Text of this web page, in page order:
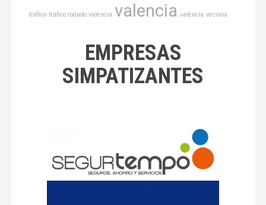
tráfico tráfico rodado valencia valencia valència vecinos
EMPRESAS
SIMPATIZANTES